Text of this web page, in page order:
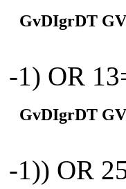
GvDIgrDT
-1) OR
GvDIgrDT
-1)) OR